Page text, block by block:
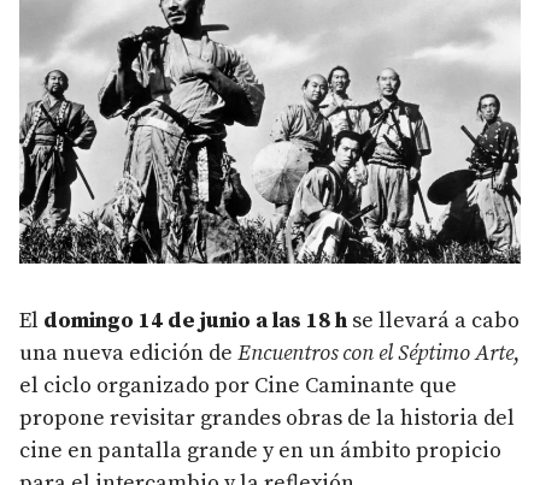
El domingo 14 de junio a las 18 h se llevará a cabo
una nueva edición de Encuentros con el Séptimo Arte,
el ciclo organizado por Cine Caminante que
propone revisitar grandes obras de la historia del
cine en pantalla grande y en un ámbito propicio